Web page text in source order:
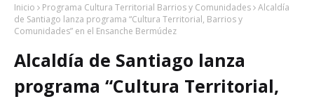
Inicio Programa Cultura Territorial Barrios y Comunidades Alcaldía
de Santiago lanza programa “Cultura Territorial, Barrios y
Comunidades” en el Ensanche Bermúdez
Alcaldía de Santiago lanza
programa “Cultura Territorial,